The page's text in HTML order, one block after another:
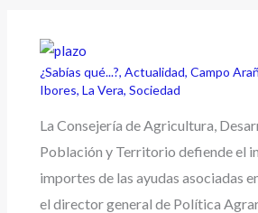
¿Sabías qué...?,Actualidad,Campo
Ibores,La Vera,Sociedad
La Consejería de Agricultura,
Población y Territorio defiende el
importes de las ayudas asociadas
el director general de Política